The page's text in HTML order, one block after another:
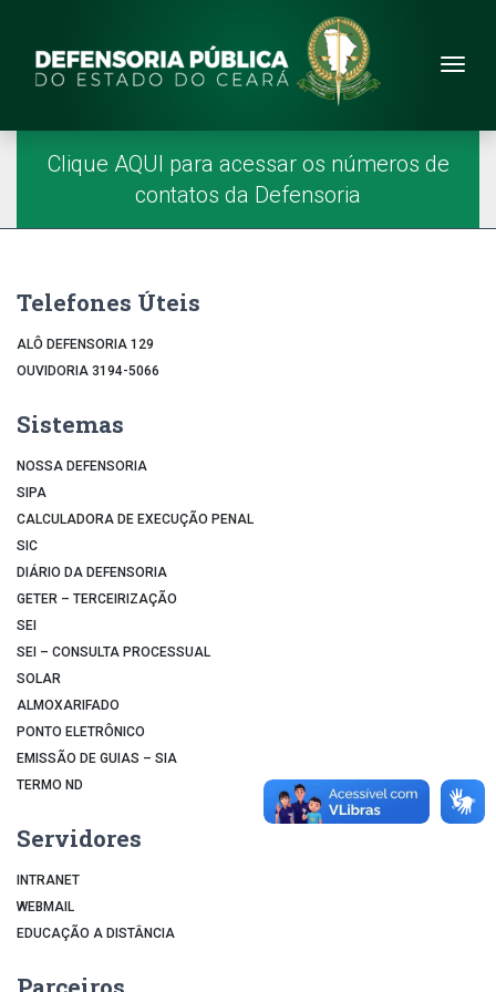
Site da Defensoria
Menu Principal
Página Inicial
Clique AQUI para acessar os números de
contatos da Defensoria
Telefones Úteis
ALÔ DEFENSORIA 129
OUVIDORIA 3194-5066
Sistemas
NOSSA DEFENSORIA
SIPA
CALCULADORA DE EXECUÇÃO PENAL
SIC
DIÁRIO DA DEFENSORIA
GETER – TERCEIRIZAÇÃO
SEI
SEI – CONSULTA PROCESSUAL
SOLAR
ALMOXARIFADO
PONTO ELETRÔNICO
EMISSÃO DE GUIAS – SIA
TERMO ND
Servidores
INTRANET
WEBMAIL
EDUCAÇÃO A DISTÂNCIA